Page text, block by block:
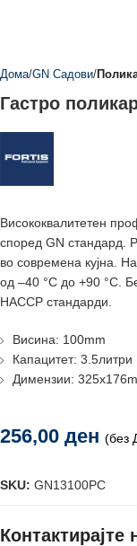
Дома GN Садови
Гастро
Висококвалитетен
според GN стандард.
во современа кујна.
од –40 °C до +90 °C.
HACCP стандарди.
Висина: 100mm
Капацитет: 3.5литри
Димензии:
256,00 ден (без
SKU: GN13100PC
Контактирајте